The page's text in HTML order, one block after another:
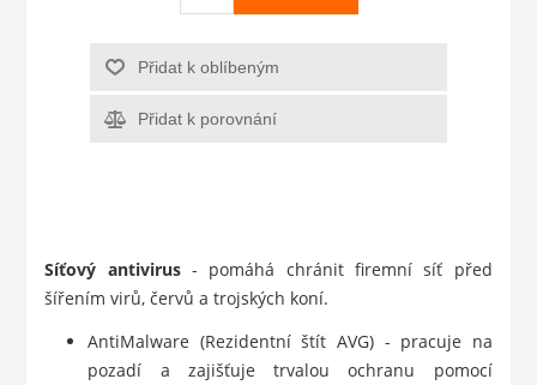
Přidat k oblíbeným
Přidat k porovnání
Síťový antivirus- pomáhá chránit firemní síť před
šířením virů, červů a trojských koní.
AntiMalware (Rezidentní štít AVG) - pracuje na
pozadí a zajišťuje trvalou ochranu pomocí